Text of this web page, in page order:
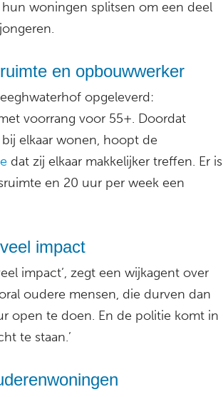
woningen splitsen om een deel
en opbouwwerker
opgeleverd:
voorrang voor 55+. Doordat
elkaar wonen, hoopt de
dat zij elkaar makkelijker treffen. Er is
en 20 uur per week een
impact
impact’, zegt een wijkagent over
oudere mensen, die durven dan
open te doen. En de politie komt in
te staan.’